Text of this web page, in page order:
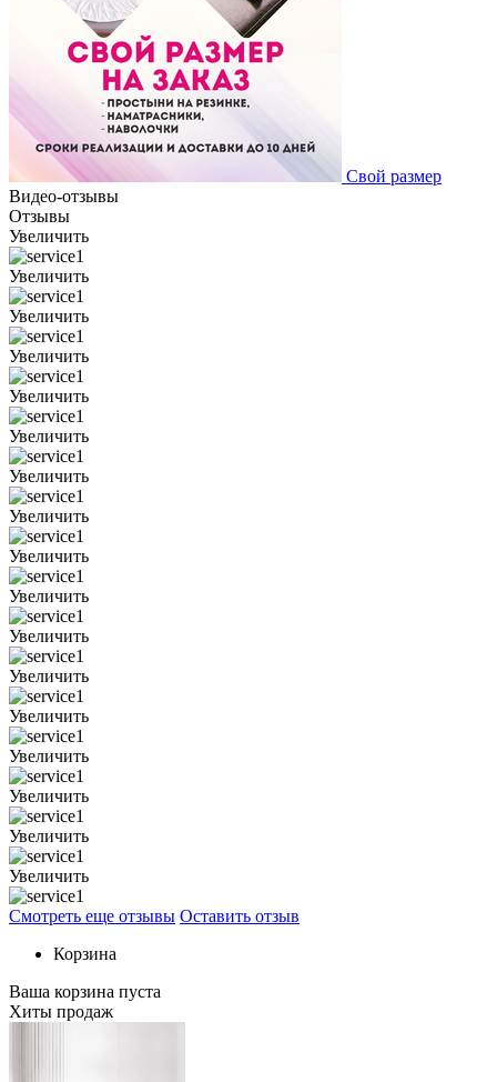
Свой размер
Видео-отзывы
Отзывы
Увеличить
Увеличить
Увеличить
Увеличить
Увеличить
Увеличить
Увеличить
Увеличить
Увеличить
Увеличить
Увеличить
Увеличить
Увеличить
Увеличить
Увеличить
Увеличить
Увеличить
Смотреть еще отзывы Оставить отзыв
Корзина
Ваша корзина пуста
Хиты продаж